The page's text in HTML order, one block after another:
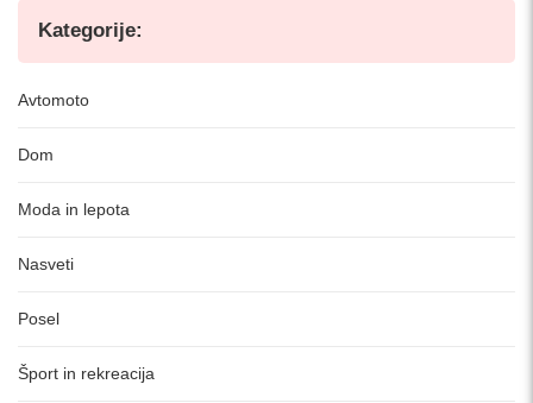
Kategorije:
Avtomoto
Dom
Moda in lepota
Nasveti
Posel
Šport in rekreacija